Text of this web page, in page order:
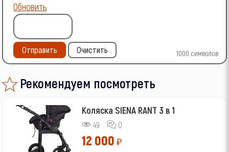
1000 символов
Обновить
Отправить Очистить
Рекомендуем посмотреть
Коляска SIENA RANT 3 в 1
49 0
12 000 ₽